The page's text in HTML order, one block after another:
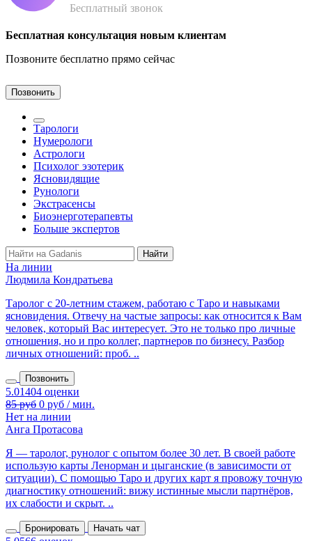
Бесплатный звонок
Бесплатная консультация новым клиентам
Позвоните бесплатно прямо сейчас
Позвонить
Тарологи
Нумерологи
Астрологи
Психолог эзотерик
Ясновидящие
Рунологи
Экстрасенсы
Биоэнерготерапевты
Больше экспертов
На линии
Людмила Кондратьева
Таролог с 20‑летним стажем, работаю с Таро и навыками
ясновидения. Отвечу на частые запросы: как относится к Вам
человек, который Вас интересует. Это не только про личные
отношения, но и про коллег, партнеров по бизнесу. Разбор
личных отношений: проб. ..
Позвонить
85 руб 0 руб / мин.
Нет на линии
Анга Протасова
Я — таролог, рунолог с опытом более 30 лет. В своей работе
использую карты Ленорман и цыганские (в зависимости от
ситуации). С помощью Таро и других карт я провожу точную
диагностику отношений: вижу истинные мысли партнёров,
их слабости и скрыт. ..
Бронировать Начать чат